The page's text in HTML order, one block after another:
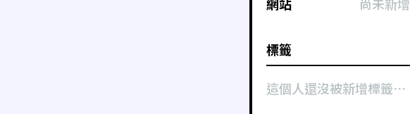
標籤
這個人還沒被新增標籤⋯